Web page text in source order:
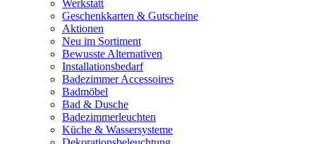
Werkstatt
Geschenkkarten & Gutscheine
Aktionen
Neu im Sortiment
Bewusste Alternativen
Installationsbedarf
Badezimmer Accessoires
Badmöbel
Bad & Dusche
Badezimmerleuchten
Küche & Wassersysteme